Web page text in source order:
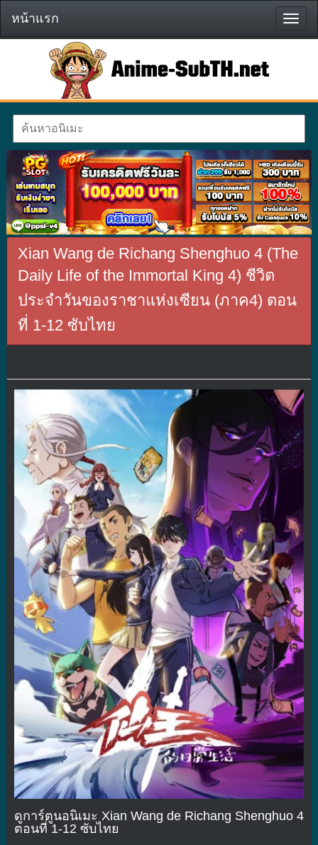
หน้า
แรก
หน้าแรก
Xian Wang de Richang Shenghuo 4 (The
Daily Life of the Immortal King 4) ชีวิต
ประจำวันของราชาแห่งเซียน (ภาค4) ตอน
ที่ 1-12 ซับไทย
ดูการ์ตูนอนิเมะ Xian Wang de Richang Shenghuo 4
ตอนที่ 1-12 ซับไทย